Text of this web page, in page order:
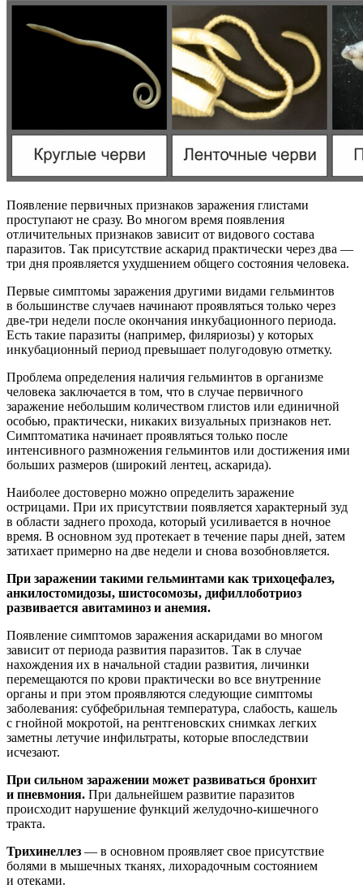
Появление первичных признаков заражения глистами
проступают не сразу. Во многом время появления
отличительных признаков зависит от видового состава
паразитов. Так присутствие аскарид практически через два —
три дня проявляется ухудшением общего состояния человека.
Первые симптомы заражения другими видами гельминтов
в большинстве случаев начинают проявляться только через
две-три недели после окончания инкубационного периода.
Есть такие паразиты (например, филяриозы) у которых
инкубационный период превышает полугодовую отметку.
Проблема определения наличия гельминтов в организме
человека заключается в том, что в случае первичного
заражение небольшим количеством глистов или единичной
особью, практически, никаких визуальных признаков нет.
Симптоматика начинает проявляться только после
интенсивного размножения гельминтов или достижения ими
больших размеров (широкий лентец, аскарида).
Наиболее достоверно можно определить заражение
острицами. При их присутствии появляется характерный зуд
в области заднего прохода, который усиливается в ночное
время. В основном зуд протекает в течение пары дней, затем
затихает примерно на две недели и снова возобновляется.
При заражении такими гельминтами как трихоцефалез,
анкилостомидозы, шистосомозы, дифиллоботриоз
развивается авитаминоз и анемия.
Появление симптомов заражения аскаридами во многом
зависит от периода развития паразитов. Так в случае
нахождения их в начальной стадии развития, личинки
перемещаются по крови практически во все внутренние
органы и при этом проявляются следующие симптомы
заболевания: субфебрильная температура, слабость, кашель
с гнойной мокротой, на рентгеновских снимках легких
заметны летучие инфильтраты, которые впоследствии
исчезают.
При сильном заражении может развиваться бронхит
и пневмония. При дальнейшем развитие паразитов
происходит нарушение функций желудочно-кишечного
тракта.
Трихинеллез — в основном проявляет свое присутствие
болями в мышечных тканях, лихорадочным состоянием
и отеками.